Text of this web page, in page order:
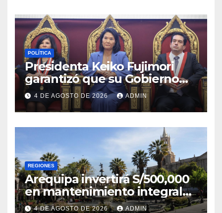
POLÍTICA
Presidenta Keiko Fujimori
garantizó que su Gobierno
respetará la separación de
poderes
4 DE AGOSTO DE 2026 ADMIN
REGIONES
Arequipa invertirá S/500,000
en mantenimiento integral
de la Plaza de Armas
4 DE AGOSTO DE 2026 ADMIN